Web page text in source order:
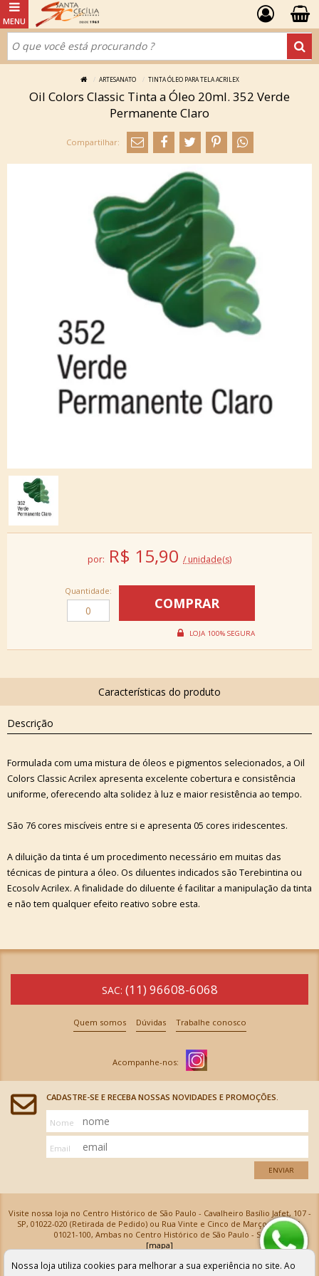
ARTESANATO TINTA ÓLEO PARA TELA ACRILEX
Oil Colors Classic Tinta a Óleo 20ml. 352 Verde
Permanente Claro
por: R$ 15,90 / unidade(s)
Quantidade:
Descrição
Formulada com uma mistura de óleos e pigmentos selecionados, a Oil
Colors Classic Acrilex apresenta excelente cobertura e consistência
uniforme, oferecendo alta solidez à luz e maior resistência ao tempo.
São 76 cores miscíveis entre si e apresenta 05 cores iridescentes.
A diluição da tinta é um procedimento necessário em muitas das
técnicas de pintura a óleo. Os diluentes indicados são Terebintina ou
Ecosolv Acrilex. A finalidade do diluente é facilitar a manipulação da tinta
e não tem qualquer efeito reativo sobre esta.
SAC: (11) 96608-6068
Quem somos Dúvidas Trabalhe conosco
CADASTRE-SE E RECEBA NOSSAS NOVIDADES E PROMOÇÕES.
Nome
Email
ENVIAR
Visite nossa loja no Centro Histórico de São Paulo - Cavalheiro Basílio Jafet, 107 -
SP, 01022-020 (Retirada de Pedido) ou Rua Vinte e Cinco de Março, 576 - SP,
01021-100, Ambas no Centro Histórico de São Paulo - SP
[mapa]
Armarinhos Santa Cecília Ltda | CNPJ: 61.069.639/0001-18
Os preços e as condições de pagamento apresentadas na loja virtual não valem para nossa loja física e
Nossa loja utiliza cookies para melhorar a sua experiência no site. Ao